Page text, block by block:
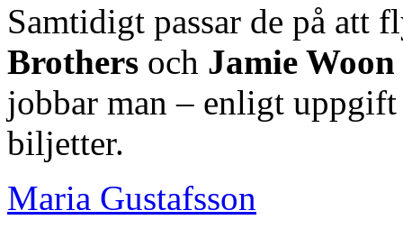
Samtidigt passar de på att
Brothers och Jamie Woon
jobbar man – enligt
biljetter.
Maria Gustafsson